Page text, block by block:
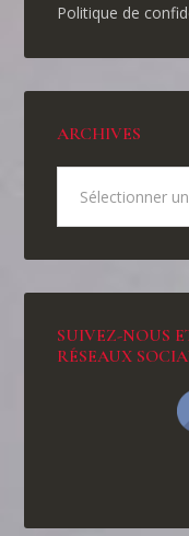
Politique de
ARCHIVES
SUIVEZ-NOUS
RÉSEAUX